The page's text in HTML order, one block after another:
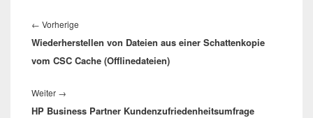
← Vorherige
Beitrag:
Wiederherstellen von Dateien aus einer Schattenkopie
vom CSC Cache (Offlinedateien)
Weiter →
Beitrag:
HP Business Partner Kundenzufriedenheitsumfrage